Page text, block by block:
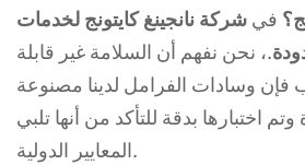
في شركة نانجينغ كايتونج لخدمات
.، نحن نفهم أن السلامة غير قابلة
فإن وسادات الفرامل لدينا مصنوعة
اختبارها بدقة للتأكد من أنها تلبي
المعايير الدولية.